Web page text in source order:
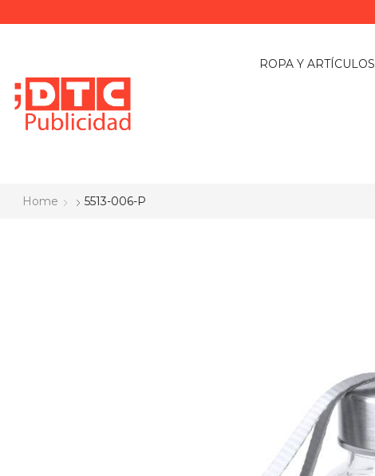
ROPA Y ARTÍCULOS
Home 5513-006-P